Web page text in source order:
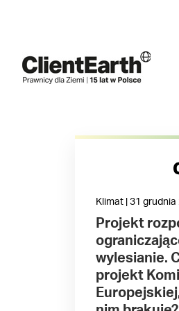
Klimat | 31 grudnia
Projekt
wylesianie.
projekt